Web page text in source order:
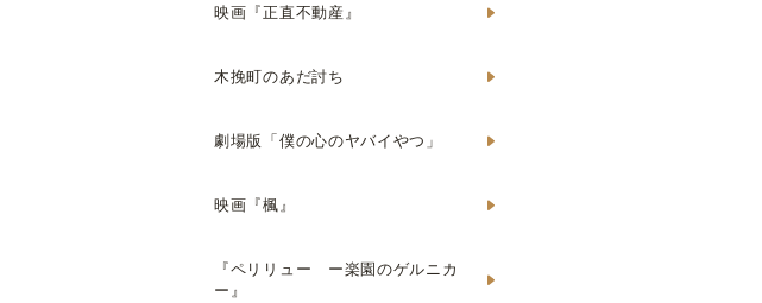
映画『正直不動産』
木挽町のあだ討ち
劇場版「僕の心のヤバイやつ」
映画『楓』
『ペリリュー ー楽園のゲルニカ
ー』